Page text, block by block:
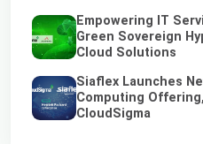
Empowering IT
Green Sovereign
Cloud Solutions
Siaflex Launches
Computing
CloudSigma